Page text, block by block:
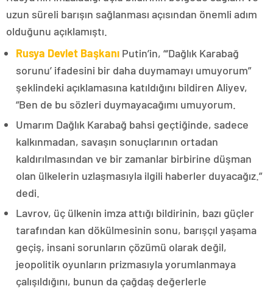
uzun süreli barışın sağlanması açısından önemli adım
olduğunu açıklamıştı.
Rusya Devlet Başkanı Putin’in, “‘Dağlık Karabağ
sorunu’ ifadesini bir daha duymamayı umuyorum”
şeklindeki açıklamasına katıldığını bildiren Aliyev,
“Ben de bu sözleri duymayacağımı umuyorum.
Umarım Dağlık Karabağ bahsi geçtiğinde, sadece
kalkınmadan, savaşın sonuçlarının ortadan
kaldırılmasından ve bir zamanlar birbirine düşman
olan ülkelerin uzlaşmasıyla ilgili haberler duyacağız.”
dedi.
Lavrov, üç ülkenin imza attığı bildirinin, bazı güçler
tarafından kan dökülmesinin sonu, barışçıl yaşama
geçiş, insani sorunların çözümü olarak değil,
jeopolitik oyunların prizmasıyla yorumlanmaya
çalışıldığını, bunun da çağdaş değerlerle